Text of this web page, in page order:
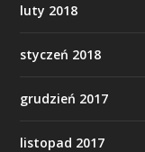
luty 2018
styczeń 2018
grudzień 2017
listopad 2017